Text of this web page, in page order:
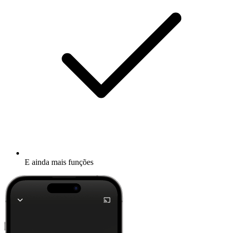
E ainda mais funções